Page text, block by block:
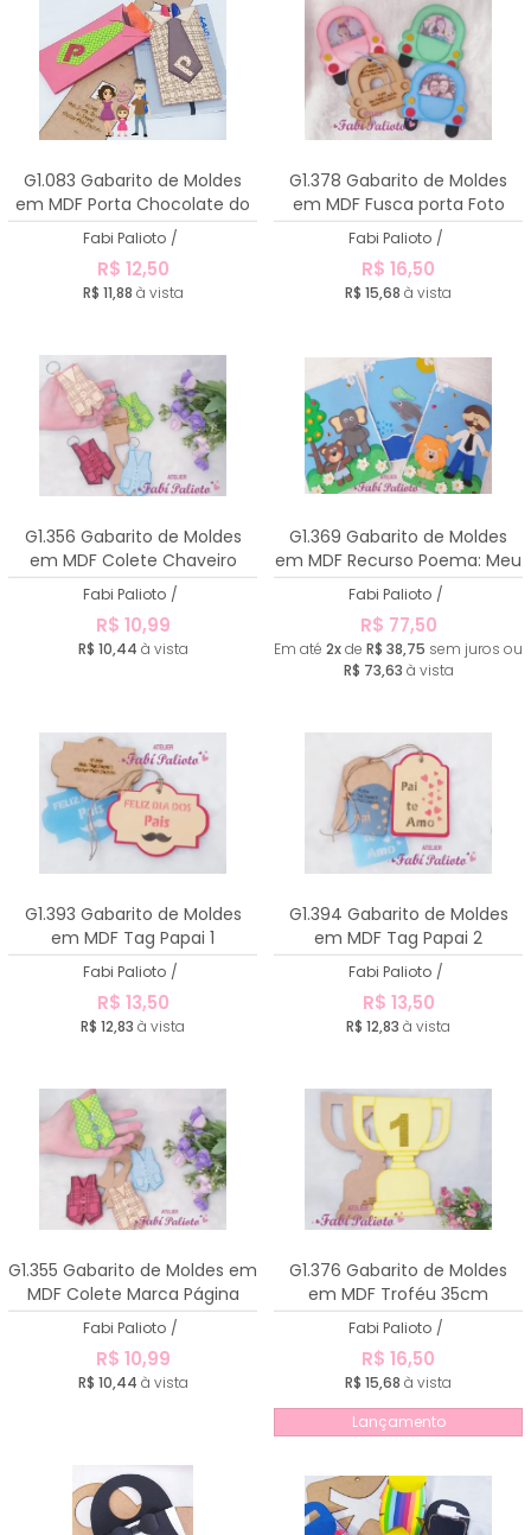
G1.083 Gabarito de Moldes
em MDF Porta Chocolate do
Papai
Fabi Palioto /
R$ 12,50
R$ 11,88 à vista
G1.378 Gabarito de Moldes
em MDF Fusca porta Foto
Fabi Palioto /
R$ 16,50
R$ 15,68 à vista
G1.356 Gabarito de Moldes
em MDF Colete Chaveiro
Fabi Palioto /
R$ 10,99
R$ 10,44 à vista
G1.369 Gabarito de Moldes
em MDF Recurso Poema: Meu
pai é assim...
Fabi Palioto /
R$ 77,50
Em até 2xde R$ 38,75 sem juros ou
R$ 73,63 à vista
G1.393 Gabarito de Moldes
em MDF Tag Papai 1
Fabi Palioto /
R$ 13,50
R$ 12,83 à vista
G1.394 Gabarito de Moldes
em MDF Tag Papai 2
Fabi Palioto /
R$ 13,50
R$ 12,83 à vista
G1.355 Gabarito de Moldes em
MDF Colete Marca Página
Fabi Palioto /
R$ 10,99
R$ 10,44 à vista
G1.376 Gabarito de Moldes
em MDF Troféu 35cm
Fabi Palioto /
R$ 16,50
R$ 15,68 à vista
Lançamento